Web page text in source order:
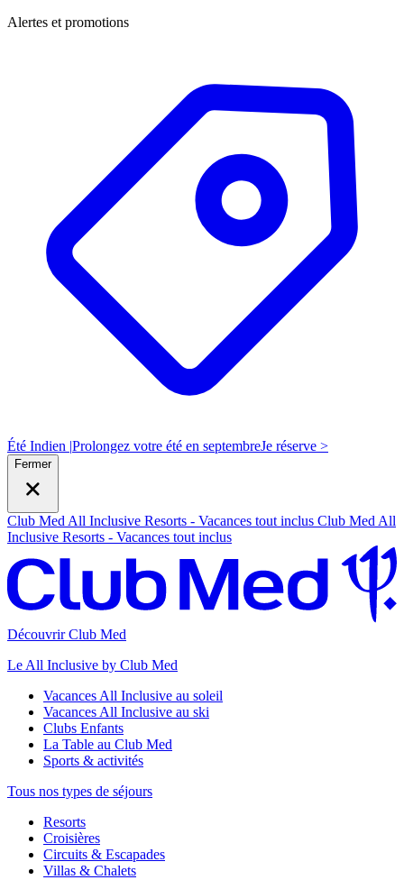
Alertes et promotions
Été Indien |Prolongez votre été en septembreJe réserve >
Fermer
Club Med All Inclusive Resorts - Vacances tout inclus Club Med All
Inclusive Resorts - Vacances tout inclus
Découvrir Club Med
Le All Inclusive by Club Med
Vacances All Inclusive au soleil
Vacances All Inclusive au ski
Clubs Enfants
La Table au Club Med
Sports & activités
Tous nos types de séjours
Resorts
Croisières
Circuits & Escapades
Villas & Chalets